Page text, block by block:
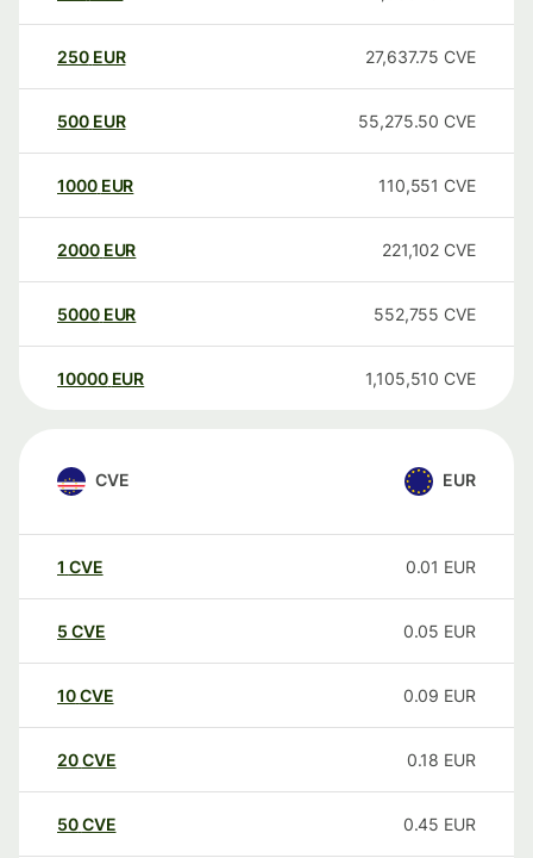
250 EUR 27,637.75 CVE
500 EUR 55,275.50 CVE
1000 EUR 110,551 CVE
2000 EUR 221,102 CVE
5000 EUR 552,755 CVE
10000 EUR 1,105,510 CVE
CVE EUR
1 CVE 0.01 EUR
5 CVE 0.05 EUR
10CVE 0.09 EUR
20CVE 0.18 EUR
50CVE 0.45 EUR